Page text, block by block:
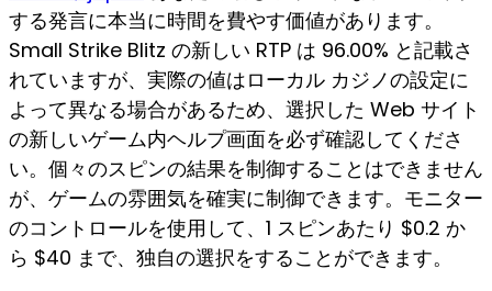
する発言に本当に時間を費やす価値があります。
Small Strike Blitz の新しい RTP は 96.00% と記載さ
れていますが、実際の値はローカル カジノの設定に
よって異なる場合があるため、選択した Web サイト
の新しいゲーム内ヘルプ画面を必ず確認してくださ
い。個々のスピンの結果を制御することはできません
が、ゲームの雰囲気を確実に制御できます。モニター
のコントロールを使用して、1 スピンあたり $0.2 か
ら $40 まで、独自の選択をすることができます。